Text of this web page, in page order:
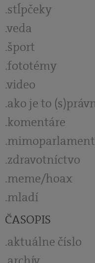
stĺpčeky
veda
šport
fototémy
video
ako je to
komentáre
zdravotníctvo
meme/hoax
mladí
ČASOPIS
aktuálne číslo